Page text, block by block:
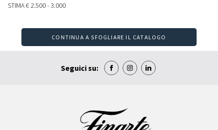
STIMA€ 2.500 - 3.000
CONTINUA A SFOGLIARE IL CATALOGO
Seguici su: